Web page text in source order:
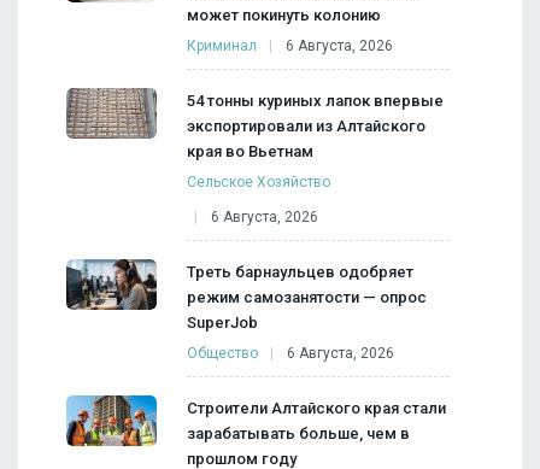
может покинуть колонию
Криминал 6 Августа, 2026
54 тонны куриных лапок впервые
экспортировали из Алтайского
края во Вьетнам
Сельское Хозяйство
6 Августа, 2026
Треть барнаульцев одобряет
режим самозанятости — опрос
SuperJob
Общество 6 Августа, 2026
Строители Алтайского края стали
зарабатывать больше, чем в
прошлом году